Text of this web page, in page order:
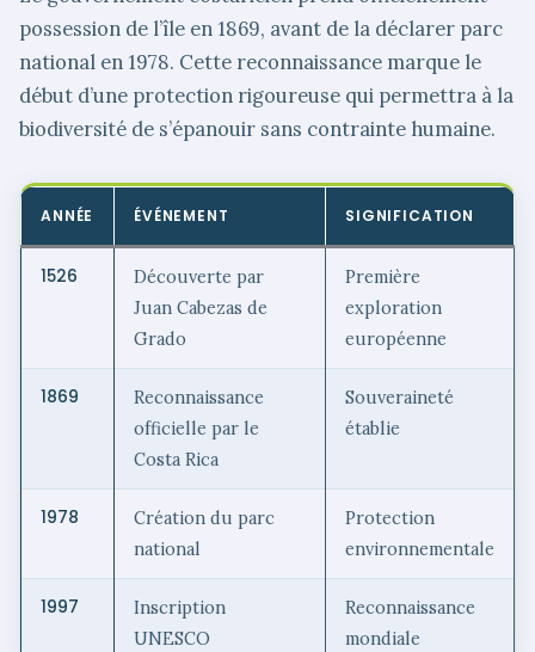
possession de l’île en 1869, avant de la déclarer parc
national en 1978. Cette reconnaissance marque le
début d’une protection rigoureuse qui permettra à la
biodiversité de s’épanouir sans contrainte humaine.
ANNÉE ÉVÉNEMENT SIGNIFICATION
1526
Découverte par
Juan Cabezas de
Grado
Première
exploration
européenne
1869
Reconnaissance
officielle par le
Costa Rica
Souveraineté
établie
1978
Création du parc
national
Protection
environnementale
1997
Inscription
UNESCO
Reconnaissance
mondiale